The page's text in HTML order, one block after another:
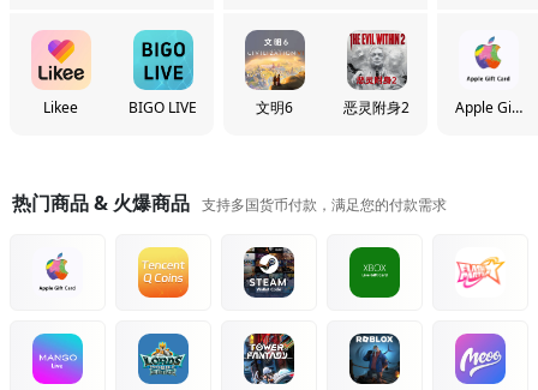
Likee BIGO LIVE 文明6 恶灵附身2
Apple Gift
热门商品 & 火爆商品 支持多国货币付款，满足您的付款需求